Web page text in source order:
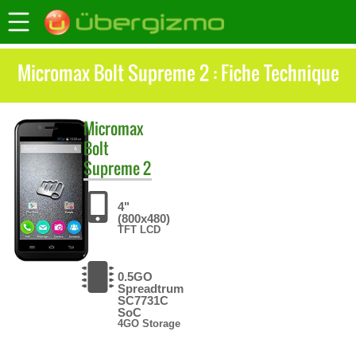
Micromax Bolt Supreme 2 : Fiche Technique
Micromax
Bolt
Supreme 2
4"
(800x480)
TFT LCD
0.5GO
Spreadtrum
SC7731C
SoC
4GO Storage